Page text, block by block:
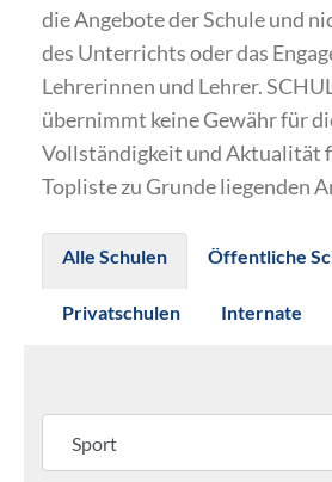
die Angebote der Schule und
des Unterrichts oder das
Lehrerinnen und Lehrer.
übernimmt keine Gewähr für
Vollständigkeit und Aktualität
Topliste zu Grunde liegenden
Alle Schulen Öffentliche
Privatschulen Internate